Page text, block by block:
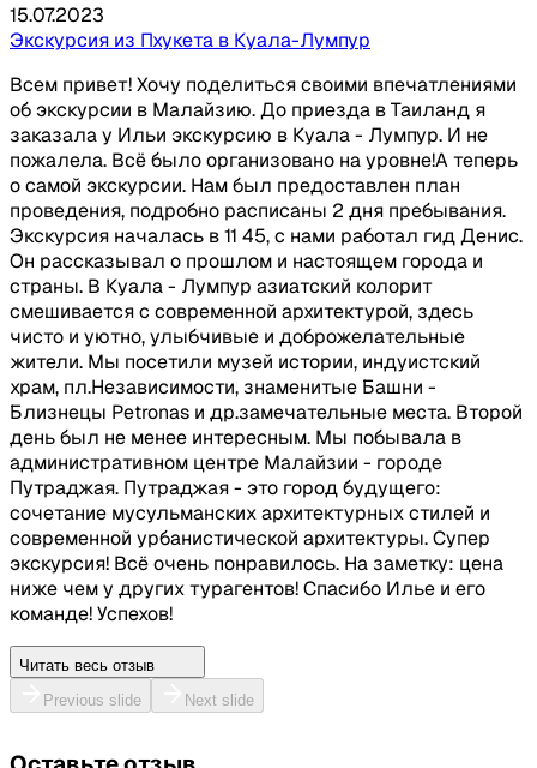
15.07.2023
Экскурсия из Пхукета в Куала-Лумпур
Всем привет! Хочу поделиться своими впечатлениями
об экскурсии в Малайзию. До приезда в Таиланд я
заказала у Ильи экскурсию в Куала - Лумпур. И не
пожалела. Всё было организовано на уровне!А теперь
о самой экскурсии. Нам был предоставлен план
проведения, подробно расписаны 2 дня пребывания.
Экскурсия началась в 11 45, с нами работал гид Денис.
Он рассказывал о прошлом и настоящем города и
страны. В Куала - Лумпур азиатский колорит
смешивается с современной архитектурой, здесь
чисто и уютно, улыбчивые и доброжелательные
жители. Мы посетили музей истории, индуистский
храм, пл.Независимости, знаменитые Башни -
Близнецы Petronas и др.замечательные места. Второй
день был не менее интересным. Мы побывала в
административном центре Малайзии - городе
Путраджая. Путраджая - это город будущего:
сочетание мусульманских архитектурных стилей и
современной урбанистической архитектуры. Супер
экскурсия! Всё очень понравилось. На заметку: цена
ниже чем у других турагентов! Спасибо Илье и его
команде! Успехов!
Читать весь отзыв
Previous slide
Next slide